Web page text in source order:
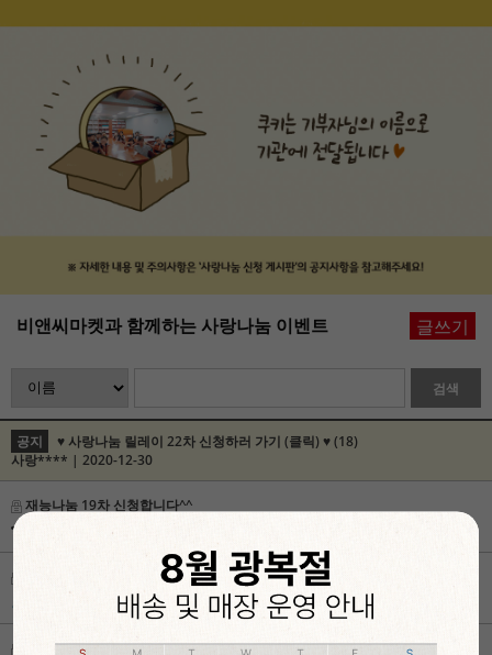
비앤씨마켓과 함께하는 사랑나눔 이벤트 글쓰기
검색
공지
♥ 사랑나눔 릴레이 22차 신청하러 가기 (클릭) ♥ (18)
사랑**** | 2020-12-30
재능나눔 19차 신청합니다^^
| 2020-05-10
사랑나눔 릴레이 신청합니다!
an****
| 2020-05-10
릴레이 재능기부 신청합니다 : )